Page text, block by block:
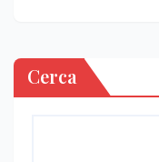
Cerca